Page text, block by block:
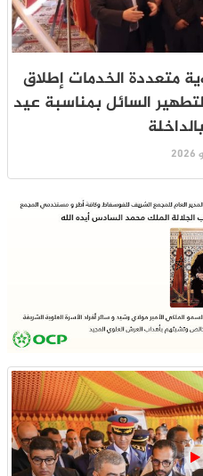
متعددة الخدمات إطلاق
السائل بمناسبة عيد